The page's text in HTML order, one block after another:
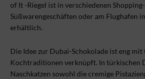
of It -Riegel ist in verschiedenen
Süßwarengeschäften oder am Flughafen
erhältlich.
Die Idee zur Dubai-Schokolade ist eng
Kochtraditionen verknüpft. In türkischen
Naschkatzen sowohl die cremige